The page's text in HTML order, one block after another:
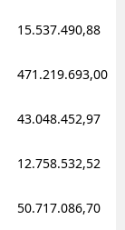
15.537.490,88
471.219.693,00
43.048.452,97
12.758.532,52
50.717.086,70